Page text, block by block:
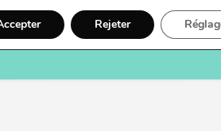
Santé Recherche
Rejeter